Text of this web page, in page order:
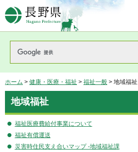
長野県Nagano Prefecture
ホーム > 健康・医療・福祉 > 福祉一般 > 地域福祉
地域福祉
福祉医療費給付事業について
福祉有償運送
災害時住民支え合いマップ -地域福祉課